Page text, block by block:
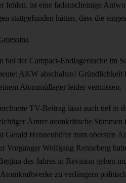
fehlen, ist eine fadenscheinige
stattgefunden hätten, dass die
bei der Campact-Endlagersuche im
AKW abschalten!
Atommüllager leider vermissen.
TV-Beitrag lässt auch tief in
Ämter atomkritische
Gerald Hennenhöfer zum obersten
Vorgänger Wolfgang Renneberg
des Jahres in Revision gehen
zu verlängern